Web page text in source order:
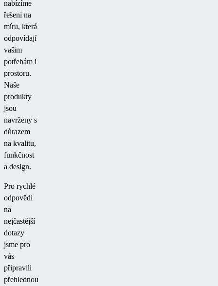
nabízíme
řešení na
míru, která
odpovídají
vašim
potřebám i
prostoru.
Naše
produkty
jsou
navrženy s
důrazem
na kvalitu,
funkčnost
a design.
Pro rychlé
odpovědi
na
nejčastější
dotazy
jsme pro
vás
připravili
přehlednou